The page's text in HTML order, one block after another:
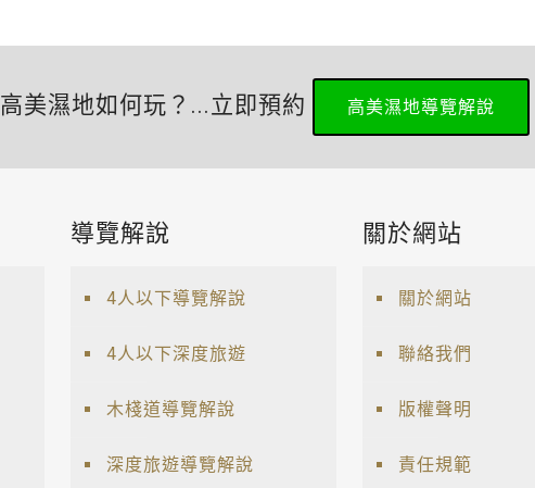
高美濕地如何玩？...立即預約 高美濕地導覽解說
導覽解說
4人以下導覽解說
4人以下深度旅遊
木棧道導覽解說
深度旅遊導覽解說
關於網站
關於網站
聯絡我們
版權聲明
責任規範